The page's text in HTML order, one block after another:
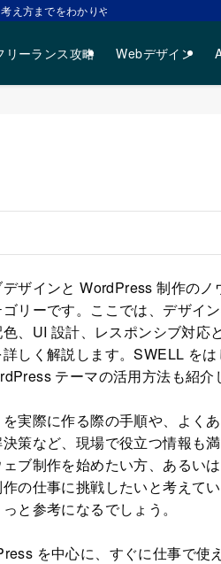
方までをわかりやすく解説します。 |
リーランス攻略 Webデザイン
デザインと WordPress 制作のノ
ゴリーです。ここでは、デザイ
色、UI 設計、レスポンシブ対応
しく解説します。SWELL を
テーマの活用方法も紹介
実際に作る際の手順や、よく
決策など、現場で役立つ情報も
ブ制作を始めたい方、あるい
の仕事に挑戦したいと考えて
と参考になるでしょう。
を中心に、すぐに仕事で使